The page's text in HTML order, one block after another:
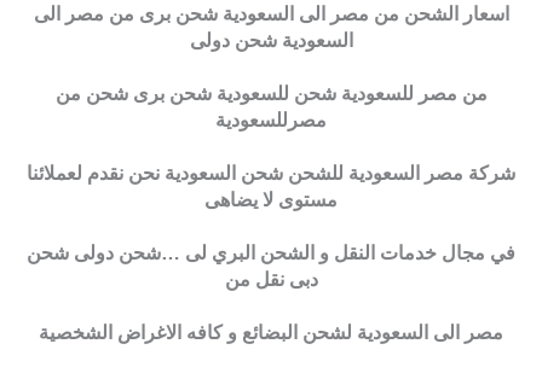
اسعار الشحن من مصر الى السعودية شحن برى من مصر الى
السعودية شحن دولى
من مصر للسعودية شحن للسعودية شحن برى شحن من
مصرللسعودية
شركة مصر السعودية للشحن شحن السعودية نحن نقدم لعملائنا
مستوى لا يضاهى
في مجال خدمات النقل و الشحن البري لى …شحن دولى شحن
دبى نقل من
مصر الى السعودية لشحن البضائع و كافه الاغراض الشخصية